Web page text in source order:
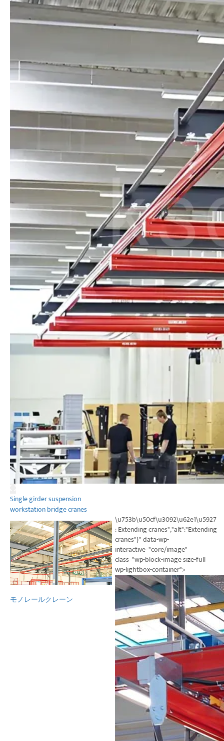
Single girder suspension
workstation bridge cranes
モノレールクレーン
\u753b\u50cf\u3092\u62e1\u5927
: Extending cranes","alt":"Extending
cranes"}" data-wp-
interactive="core/image"
class="wp-block-image size-full
wp-lightbox-container">